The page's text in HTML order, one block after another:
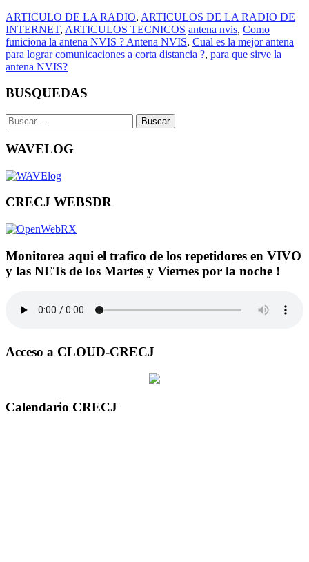
ARTICULO DE LA RADIO, ARTICULOS DE LA RADIO DE
INTERNET, ARTICULOS TECNICOS antena nvis, Como
funiciona la antena NVIS ? Antena NVIS, Cual es la mejor antena
para lograr comunicaciones a corta distancia ?, para que sirve la
antena NVIS?
BUSQUEDAS
Buscar:
WAVELOG
CRECJ WEBSDR
Monitorea aqui el trafico de los repetidores en VIVO
y las NETs de los Martes y Viernes por la noche !
Acceso a CLOUD-CRECJ
Calendario CRECJ